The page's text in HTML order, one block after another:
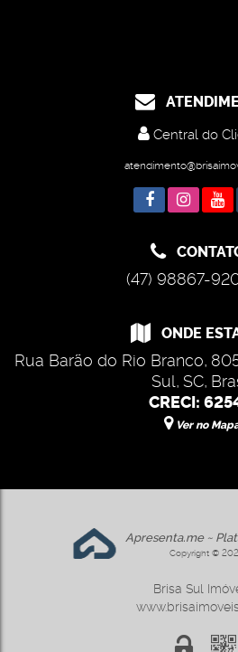
Central do
(47) 98867-
ONDE
Rua Barão do Rio Branco,
Sul, SC,
CRECI:
Ver no
Apresenta.me ~
Copyright ©
Brisa Sul